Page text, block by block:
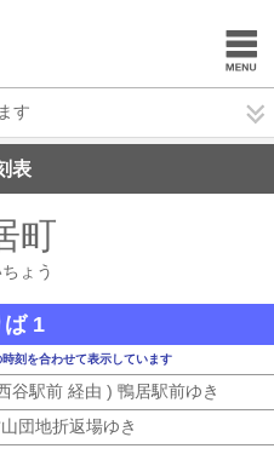
す
表
町
ょう
1
刻を合わせて表示しています
谷駅前 経由 ) 鴨居駅前ゆき
団地折返場ゆき